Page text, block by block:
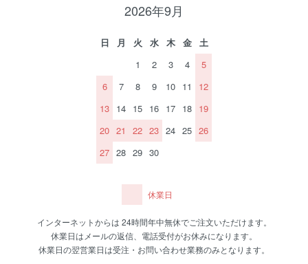
2026年9月
日 月 火 水 木 金
土
1
2 3 4
5
6
7 8 9 10 11
12
13 14 15 16 17 18 19
20 21 22 23 24 25 26
27 28 29 30
休業日
インターネットからは 24時間年中無休でご注文いただけます。
休業日はメールの返信、電話受付がお休みになります。
休業日の翌営業日は受注・お問い合わせ業務のみとなります。